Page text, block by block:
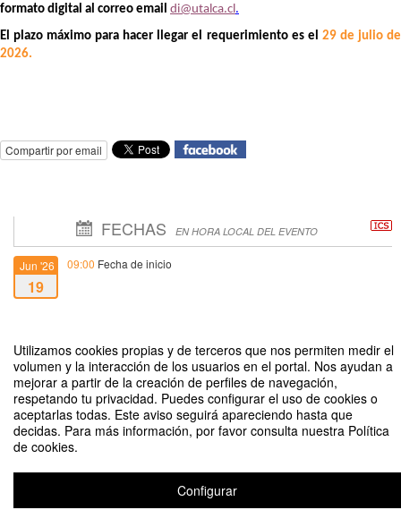
Utilizamos cookies propias y de terceros que nos permiten medir el
volumen y la interacción de los usuarios en el portal. Nos ayudan a
mejorar a partir de la creación de perfiles de navegación,
respetando tu privacidad. Puedes configurar el uso de cookies o
aceptarlas todas. Este aviso seguirá apareciendo hasta que
decidas. Para más información, por favor consulta nuestra Política
de cookies.
Configurar
formato digital al correo email di@utalca.cl .
El plazo máximo para hacer llegar el requerimiento es el 29 de julio de
2026.
Compartir por email
FECHAS EN HORA LOCAL DEL EVENTO
Jun '26
19
09:00 Fecha de inicio
6
FONDEQUIP 2026 - ANID
Organizado por ANID - Dirección de Investigación, Vicerrectoría Académica